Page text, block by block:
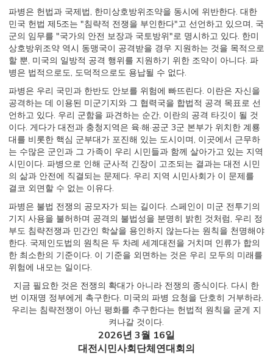
파병은 헌법과 국제법, 한미상호방위조약을 동시에 위반한다. 대한
민국 헌법 제5조는 "침략적 전쟁을 부인한다"고 선언하고 있으며, 국
군의 임무를 "국가의 안전 보장과 국토방위"로 명시하고 있다. 한미
상호방위조약 역시 동맹국이 공격받을 경우 지원하는 것을 목적으로
할 뿐, 미국의 일방적 공격 행위를 지원하기 위한 조약이 아니다. 파
병은 법적으로도, 도덕적으로도 용납될 수 없다.
파병은 우리 국민과 한반도 안보를 위험에 빠뜨린다. 이란은 자신을
공격하는 데 이용된 미군기지와 그 협력국을 합법적 공격 목표로 선
언하고 있다. 우리 군함을 파견하는 순간, 이란의 공격 타깃이 될 것
이다. 게다가 대전과 충청지역은 육·해·공군 3군 본부가 위치한 계룡
대를 비롯한 핵심 군부대가 포진해 있는 도시이며, 이곳에서 근무하
는 수많은 군인과 그 가족이 우리 시민들과 함께 살아가고 있는 지역
시민이다. 파병으로 인해 군사적 긴장이 고조되는 결과는 대전 시민
의 삶과 안전에 직결되는 문제다. 우리 지역 시민사회가 이 문제를
결코 외면할 수 없는 이유다.
파병은 불법 전쟁의 공모자가 되는 길이다. 스페인이 미군 전투기의
기지 사용을 불허하며 공격의 불법성을 분명히 밝힌 것처럼, 우리 정
부도 침략전쟁과 민간인 학살을 용인하지 않는다는 원칙을 천명해야
한다. 국제인도법의 원칙은 두 차례 세계대전을 거치며 인류가 합의
한 최소한의 기준이다. 이 기준을 외면하는 것은 우리 모두의 미래를
위험에 내모는 일이다.
지금 필요한 것은 전쟁의 확대가 아니라 전쟁의 종식이다. 다시 한
번 이재명 정부에게 촉구한다. 미국의 파병 요청을 단호히 거부하라.
우리는 침략전쟁이 아닌 평화를 추구한다는 헌법적 원칙을 굳게 지
켜나갈 것이다.
2026년 3월 16일
대전시민사회단체연대회의